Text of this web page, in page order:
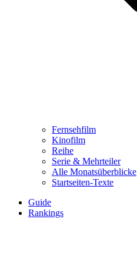
Fernsehfilm
Kinofilm
Reihe
Serie & Mehrteiler
Alle Monatsüberblicke
Startseiten-Texte
Guide
Rankings